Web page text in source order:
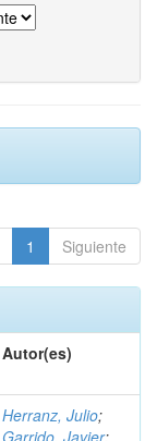
1 Siguiente
Autor(es)
Herranz, Julio;
Garrido, Javier;